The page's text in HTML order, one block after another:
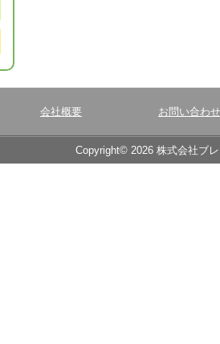
会社概要 お問い合わせ
Copyright© 2026 株式会社ブ